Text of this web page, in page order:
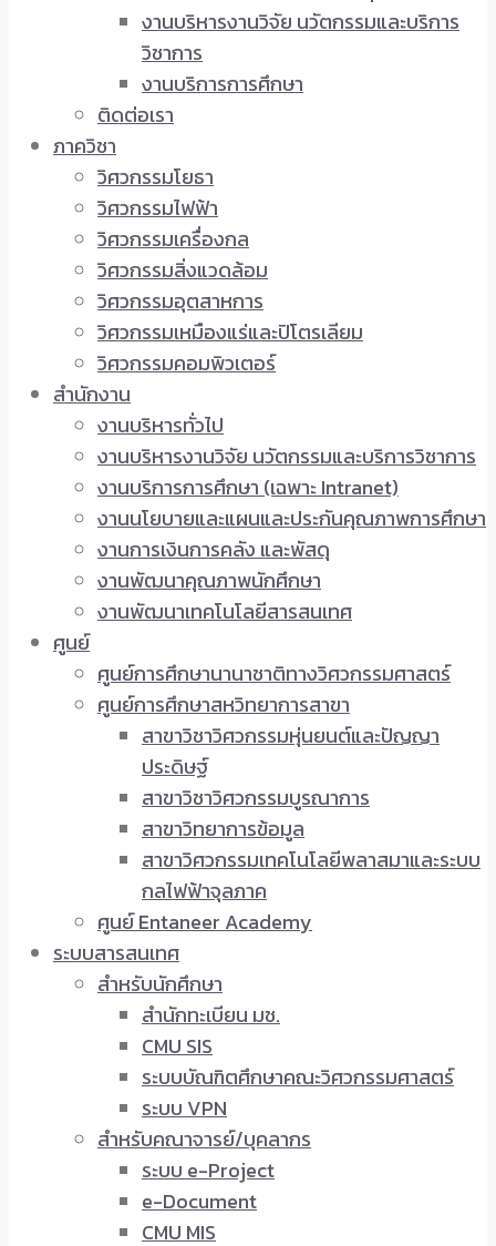
งานบริหารงานวิจัย นวัตกรรมและบริการ
วิชาการ
งานบริการการศึกษา
ติดต่อเรา
ภาควิชา
วิศวกรรมโยธา
วิศวกรรมไฟฟ้า
วิศวกรรมเครื่องกล
วิศวกรรมสิ่งแวดล้อม
วิศวกรรมอุตสาหการ
วิศวกรรมเหมืองแร่และปิโตรเลียม
วิศวกรรมคอมพิวเตอร์
สำนักงาน
งานบริหารทั่วไป
งานบริหารงานวิจัย นวัตกรรมและบริการวิชาการ
งานบริการการศึกษา (เฉพาะ Intranet)
งานนโยบายและแผนและประกันคุณภาพการศึกษา
งานการเงินการคลัง และพัสดุ
งานพัฒนาคุณภาพนักศึกษา
งานพัฒนาเทคโนโลยีสารสนเทศ
ศูนย์
ศูนย์การศึกษานานาชาติทางวิศวกรรมศาสตร์
ศูนย์การศึกษาสหวิทยาการสาขา
สาขาวิชาวิศวกรรมหุ่นยนต์และปัญญา
ประดิษฐ์
สาขาวิชาวิศวกรรมบูรณาการ
สาขาวิทยาการข้อมูล
สาขาวิศวกรรมเทคโนโลยีพลาสมาและระบบ
กลไฟฟ้าจุลภาค
ศูนย์ Entaneer Academy
ระบบสารสนเทศ
สำหรับนักศึกษา
สำนักทะเบียน มช.
CMU SIS
ระบบบัณฑิตศึกษาคณะวิศวกรรมศาสตร์
ระบบ VPN
สำหรับคณาจารย์/บุคลากร
ระบบ e-Project
e-Document
CMU MIS